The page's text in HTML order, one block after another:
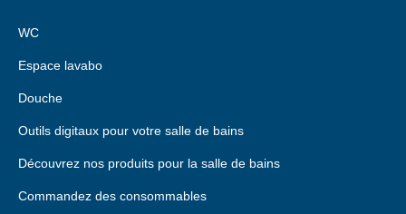
WC
Espace lavabo
Douche
Outils digitaux pour votre salle de bains
Découvrez nos produits pour la salle de bains
Commandez des consommables